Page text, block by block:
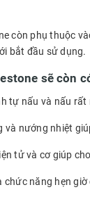
còn phụ thuộc
bắt đầu sử dụng.
sẽ còn
tự nấu và nấu
và nướng nhiệt
tử và cơ giúp
chức năng hẹn